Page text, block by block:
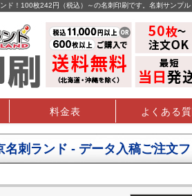
ド！100枚242円（税込）～の名刺印刷です。名刺サンプ
料金表 よくある
名刺ランド - データ入稿ご注文